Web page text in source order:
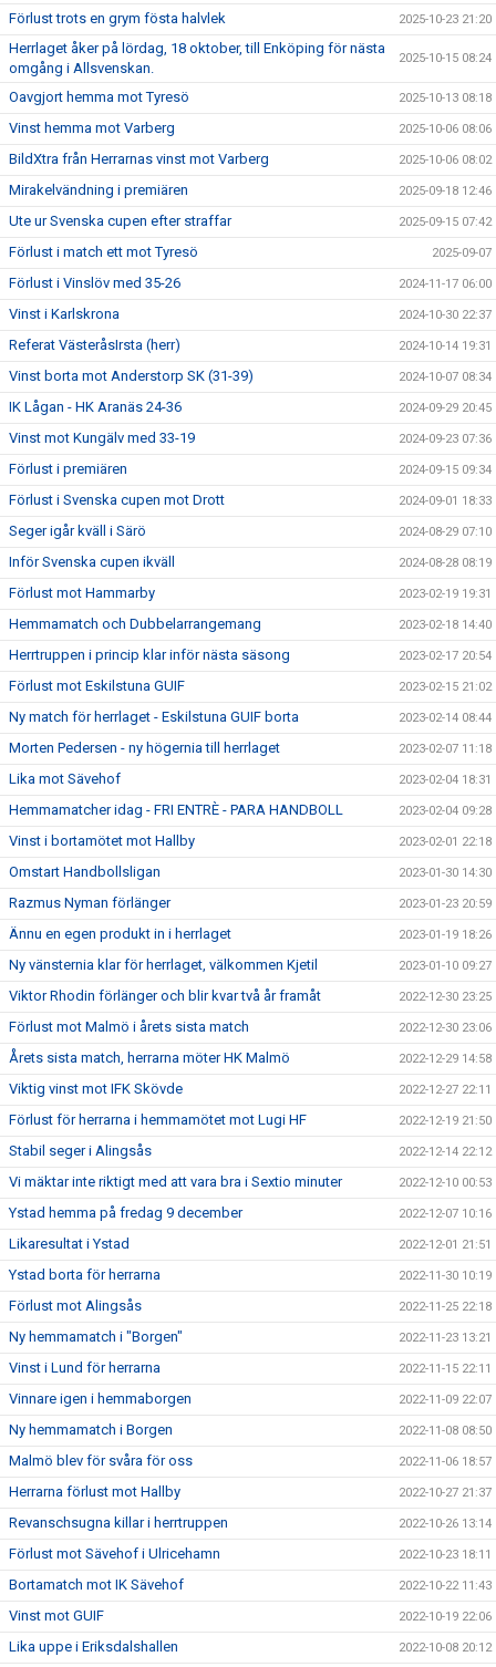
Förlust trots en grym fösta halvlek 2025-10-23 21:20
Herrlaget åker på lördag, 18 oktober, till Enköping för nästa
omgång i Allsvenskan.
2025-10-15 08:24
Oavgjort hemma mot Tyresö 2025-10-13 08:18
Vinst hemma mot Varberg 2025-10-06 08:06
BildXtra från Herrarnas vinst mot Varberg 2025-10-06 08:02
Mirakelvändning i premiären 2025-09-18 12:46
Ute ur Svenska cupen efter straffar 2025-09-15 07:42
Förlust i match ett mot Tyresö 2025-09-07
Förlust i Vinslöv med 35-26 2024-11-17 06:00
Vinst i Karlskrona 2024-10-30 22:37
Referat VästeråsIrsta (herr) 2024-10-14 19:31
Vinst borta mot Anderstorp SK (31-39) 2024-10-07 08:34
IK Lågan - HK Aranäs 24-36 2024-09-29 20:45
Vinst mot Kungälv med 33-19 2024-09-23 07:36
Förlust i premiären 2024-09-15 09:34
Förlust i Svenska cupen mot Drott 2024-09-01 18:33
Seger igår kväll i Särö 2024-08-29 07:10
Inför Svenska cupen ikväll 2024-08-28 08:19
Förlust mot Hammarby 2023-02-19 19:31
Hemmamatch och Dubbelarrangemang 2023-02-18 14:40
Herrtruppen i princip klar inför nästa säsong 2023-02-17 20:54
Förlust mot Eskilstuna GUIF 2023-02-15 21:02
Ny match för herrlaget - Eskilstuna GUIF borta 2023-02-14 08:44
Morten Pedersen - ny högernia till herrlaget 2023-02-07 11:18
Lika mot Sävehof 2023-02-04 18:31
Hemmamatcher idag - FRI ENTRÈ - PARA HANDBOLL 2023-02-04 09:28
Vinst i bortamötet mot Hallby 2023-02-01 22:18
Omstart Handbollsligan 2023-01-30 14:30
Razmus Nyman förlänger 2023-01-23 20:59
Ännu en egen produkt in i herrlaget 2023-01-19 18:26
Ny vänsternia klar för herrlaget, välkommen Kjetil 2023-01-10 09:27
Viktor Rhodin förlänger och blir kvar två år framåt 2022-12-30 23:25
Förlust mot Malmö i årets sista match 2022-12-30 23:06
Årets sista match, herrarna möter HK Malmö 2022-12-29 14:58
Viktig vinst mot IFK Skövde 2022-12-27 22:11
Förlust för herrarna i hemmamötet mot Lugi HF 2022-12-19 21:50
Stabil seger i Alingsås 2022-12-14 22:12
Vi mäktar inte riktigt med att vara bra i Sextio minuter 2022-12-10 00:53
Ystad hemma på fredag 9 december 2022-12-07 10:16
Likaresultat i Ystad 2022-12-01 21:51
Ystad borta för herrarna 2022-11-30 10:19
Förlust mot Alingsås 2022-11-25 22:18
Ny hemmamatch i "Borgen" 2022-11-23 13:21
Vinst i Lund för herrarna 2022-11-15 22:11
Vinnare igen i hemmaborgen 2022-11-09 22:07
Ny hemmamatch i Borgen 2022-11-08 08:50
Malmö blev för svåra för oss 2022-11-06 18:57
Herrarna förlust mot Hallby 2022-10-27 21:37
Revanschsugna killar i herrtruppen 2022-10-26 13:14
Förlust mot Sävehof i Ulricehamn 2022-10-23 18:11
Bortamatch mot IK Sävehof 2022-10-22 11:43
Vinst mot GUIF 2022-10-19 22:06
Lika uppe i Eriksdalshallen 2022-10-08 20:12